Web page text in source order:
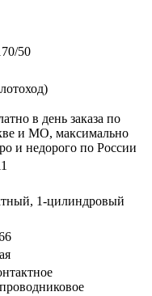
50
в день заказа по
и МО, максимально
и недорого по России
1-цилиндровый